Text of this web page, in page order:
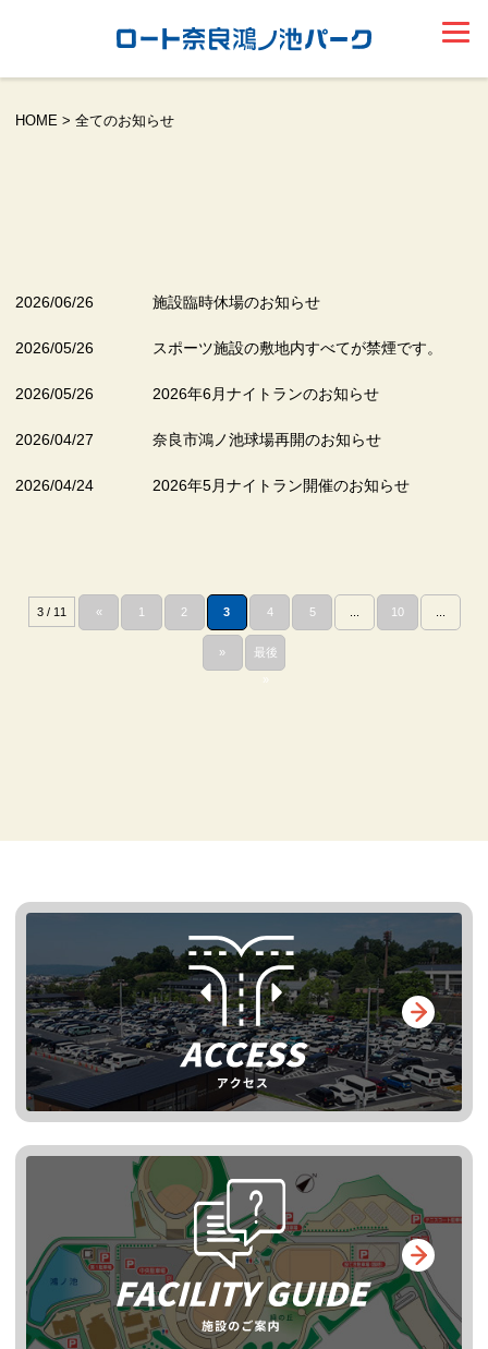
HOME > 全てのお知らせ
2026/06/26 施設臨時休場のお知らせ
2026/05/26 スポーツ施設の敷地内すべてが禁煙です。
2026/05/26 2026年6月ナイトランのお知らせ
2026/04/27 奈良市鴻ノ池球場再開のお知らせ
2026/04/24 2026年5月ナイトラン開催のお知らせ
3 / 11 « 1 2 3 4 5 10
» 最後
»